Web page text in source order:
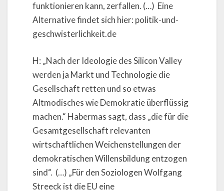
funktionieren kann, zerfallen. (…) Eine
Alternative findet sich hier: politik-und-
geschwisterlichkeit.de
H: „Nach der Ideologie des Silicon Valley
werden ja Markt und Technologie die
Gesellschaft retten und so etwas
Altmodisches wie Demokratie überflüssig
machen.“ Habermas sagt, dass „die für die
Gesamtgesellschaft relevanten
wirtschaftlichen Weichenstellungen der
demokratischen Willensbildung entzogen
sind“. (…) „Für den Soziologen Wolfgang
Streeck ist die EU eine